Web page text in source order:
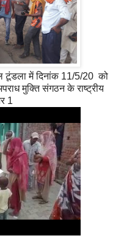
टूंडला में दिनांक 11/5/20 को
मुक्ति संगठन के राष्ट्रीय
1